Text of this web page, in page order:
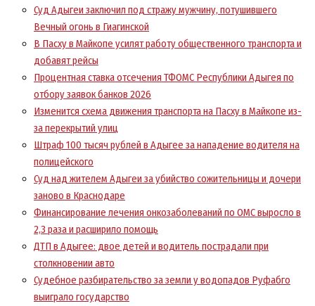
Суд Адыгеи заключил под стражу мужчину, потушившего
Вечный огонь в Гиагинской
В Пасху в Майкопе усилят работу общественного транспорта и
добавят рейсы
Процентная ставка отсечения ТФОМС Республики Адыгея по
отбору заявок банков 2026
Изменится схема движения транспорта на Пасху в Майкопе из-
за перекрытий улиц
Штраф 100 тысяч рублей в Адыгее за нападение водителя на
полицейского
Суд над жителем Адыгеи за убийство сожительницы и дочери
заново в Краснодаре
Финансирование лечения онкозаболеваний по ОМС выросло в
2,3 раза и расширило помощь
ДТП в Адыгее: двое детей и водитель пострадали при
столкновении авто
Судебное разбирательство за земли у водопадов Руфабго
выиграло государство